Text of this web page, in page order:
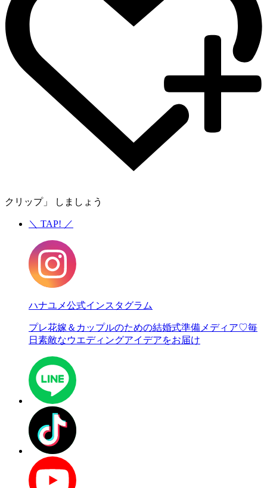
クリップ」 しましょう
＼ TAP! ／
ハナユメ公式インスタグラム
プレ花嫁＆カップルのための結婚式準備メディア♡毎
日素敵なウエディングアイデアをお届け